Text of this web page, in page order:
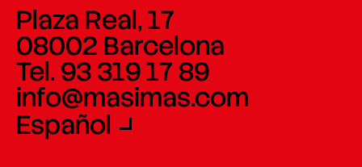
Plaza Real, 17
08002 Barcelona
Tel. 93 319 17 89
info@masimas.com
Español